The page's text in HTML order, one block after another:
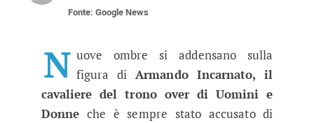
Fonte: Google News
Uomini e Donne, sospetti su
N uove ombre si addensano sulla
figura di Armando Incarnato, il
cavaliere del trono over di Uomini e
Donne che è sempre stato accusato di